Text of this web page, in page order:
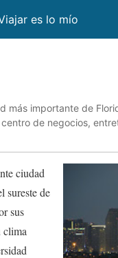
es lo mío
más importante de
de negocios,
ciudad
sureste de
sus
clima